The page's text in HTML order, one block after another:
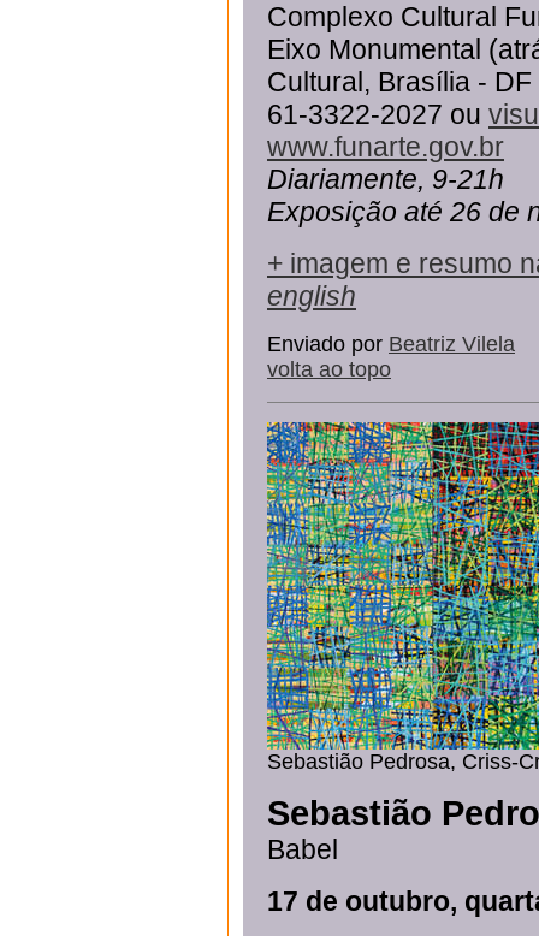
Complexo Cultural
Eixo Monumental
Cultural, Brasília - DF
61-3322-2027 ou
www.funarte.gov.br
Diariamente, 9-21h
Exposição até 26 de
+ imagem e resumo
english
Enviado por Beatriz Vilela
volta ao topo
Sebastião Pedrosa, Criss-
Sebastião
Babel
17 de outubro,